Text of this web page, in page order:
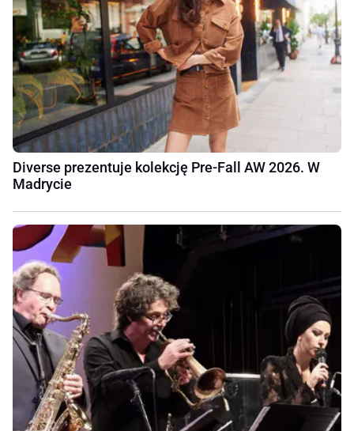
Diverse prezentuje kolekcję Pre-Fall AW 2026. W
Madrycie